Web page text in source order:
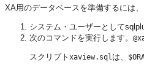
XA用のデータベースを準備するには
システム・ユーザーとして
次のコマンドを実行します。
スクリプト xaview.sql は、